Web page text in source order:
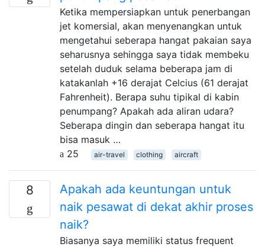
Ketika mempersiapkan untuk penerbangan
jet komersial, akan menyenangkan untuk
mengetahui seberapa hangat pakaian saya
seharusnya sehingga saya tidak membeku
setelah duduk selama beberapa jam di
katakanlah +16 derajat Celcius (61 derajat
Fahrenheit). Berapa suhu tipikal di kabin
penumpang? Apakah ada aliran udara?
Seberapa dingin dan seberapa hangat itu
bisa masuk …
25
air-travel clothing aircraft
8
Apakah ada keuntungan untuk
naik pesawat di dekat akhir proses
naik?
Biasanya saya memiliki status frequent